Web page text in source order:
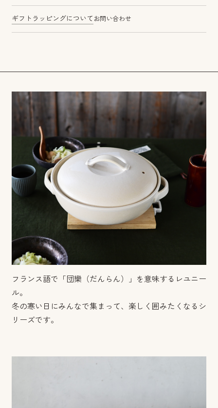
ギフトラッピングについて お問い合わせ
フランス語で「団欒（だんらん）」を意味するレユニー
ル。
冬の寒い日にみんなで集まって、楽しく囲みたくなるシ
リーズです。